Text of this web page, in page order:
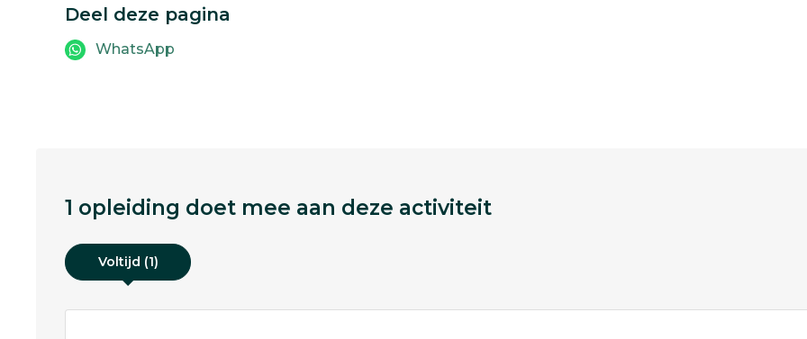
Deel deze pagina
WhatsApp
1 opleiding doet mee aan deze activiteit
Voltijd (1)